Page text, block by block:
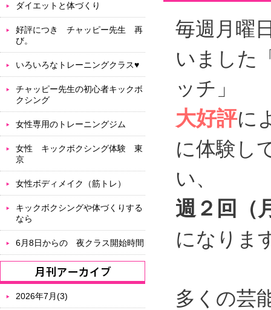
毎週月曜
いました
ッチ」
大好評に
に体験し
い、
週２回（
になりま
多くの芸
ダイエットと体づくり
好評につき チャッピー先生 再
び。
いろいろなトレーニングクラス♥
チャッピー先生の初心者キックボ
クシング
女性専用のトレーニングジム
女性 キックボクシング体験 東
京
女性ボディメイク（筋トレ）
キックボクシングや体づくりする
なら
6月8日からの 夜クラス開始時間
2026年7月(3)